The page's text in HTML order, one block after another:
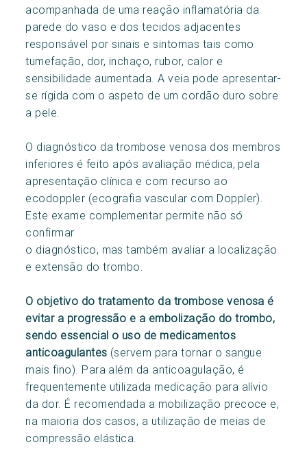
acompanhada de uma reação inflamatória da
parede do vaso e dos tecidos adjacentes
responsável por sinais e sintomas tais como
tumefação, dor, inchaço, rubor, calor e
sensibilidade aumentada. A veia pode apresentar-
se rígida com o aspeto de um cordão duro sobre
a pele.
O diagnóstico da trombose venosa dos membros
inferiores é feito após avaliação médica, pela
apresentação clínica e com recurso ao
ecodoppler (ecografia vascular com Doppler).
Este exame complementar permite não só
confirmar
o diagnóstico, mas também avaliar a localização
e extensão do trombo.
O objetivo do tratamento da trombose venosa é
evitar a progressão e a embolização do trombo,
sendo essencial o uso de medicamentos
anticoagulantes (servem para tornar o sangue
mais fino). Para além da anticoagulação, é
frequentemente utilizada medicação para alívio
da dor. É recomendada a mobilização precoce e,
na maioria dos casos, a utilização de meias de
compressão elástica.